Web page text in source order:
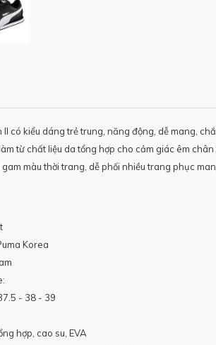
II có kiểu dáng trẻ trung, năng động, dễ mang,
từ chất liệu da tổng hợp cho cảm giác êm
màu thời trang, dễ phối nhiều trang phục
Korea
- 38 - 39
hợp, cao su, EVA